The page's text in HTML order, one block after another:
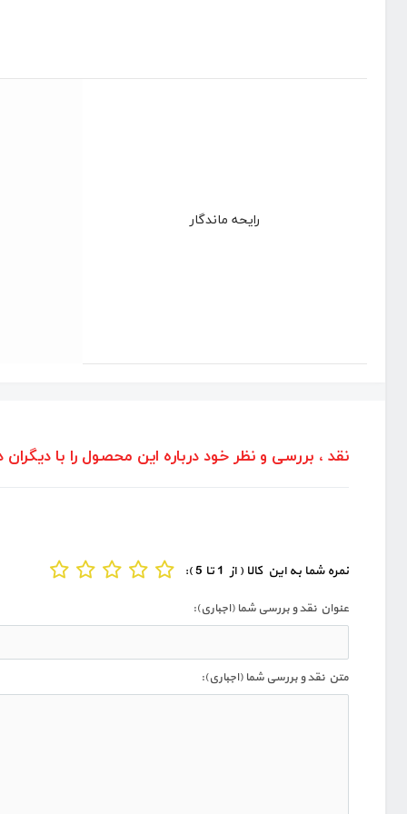
رایحه ماندگار
نقد ، بررسی و نظر خود درباره این محصول را با دیگران
نمره شما به این کالا ( از 1 تا 5 ):
عنوان نقد و بررسی شما (اجباری):
متن نقد و بررسی شما (اجباری):